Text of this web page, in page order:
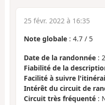
25 févr. 2022 à 16:35
Note globale : 4.7 / 5
Date de la randonnée :
Fiabilité de la
Facilité à suivre
Intérêt du circuit de
Circuit très fréquenté :